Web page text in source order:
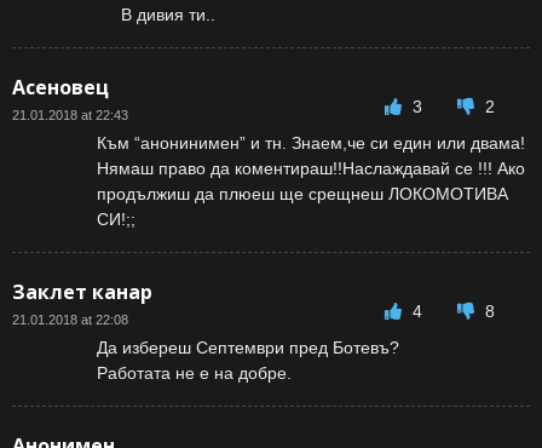
В дивия ти..
Асеновец
21.01.2018 at 22:43 3
2
Към “анонинимен” и тн. Знаем,че си един или двама!
Нямаш право да коментираш!!Наслаждавай се !!! Ако
продължиш да плюеш ще срещнеш ЛОКОМОТИВА
СИ!;;
Заклет канар
21.01.2018 at 22:08 4
8
Да избереш Септември пред Ботевъ?
Работата не е на добре.